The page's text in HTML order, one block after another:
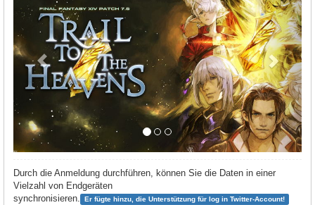
Durch die Anmeldung durchführen, können Sie die Daten in einer
Vielzahl von Endgeräten
synchronisieren.
Er fügte hinzu, die Unterstützung für log in Twitter-Account!